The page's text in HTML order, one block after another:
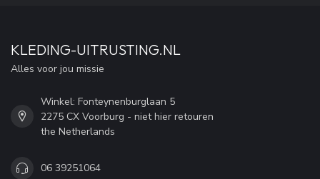
KLEDING-UITRUSTING.NL
Alles voor jou missie
Winkel: Fonteynenburglaan 5
2275 CX Voorburg - niet hier retouren
the Netherlands
06 39251064